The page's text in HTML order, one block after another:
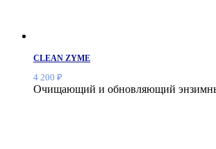
CLEAN ZYME
4 200 ₽
Очищающий и обновляющий